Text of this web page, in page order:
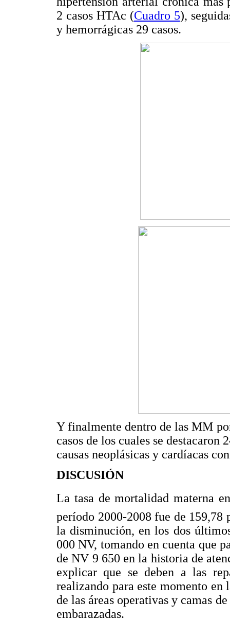
2 casos HTAc (Cuadro 5),
y hemorrágicas 29 casos.
Y finalmente dentro de las MM
casos de los cuales se destacaron
causas neoplásicas y cardíacas
DISCUSIÓN
La tasa de mortalidad materna
período 2000-2008 fue de 159,78
la disminución, en los dos
000 NV, tomando en cuenta que
de NV 9 650 en la historia de
explicar que se deben a las
realizando para este momento
de las áreas operativas y camas
embarazadas.